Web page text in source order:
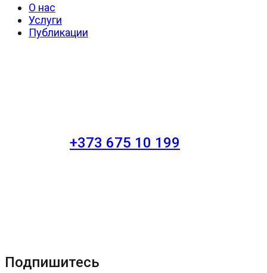
О нас
Услуги
Публикации
+373 675 10 199
Подпишитесь